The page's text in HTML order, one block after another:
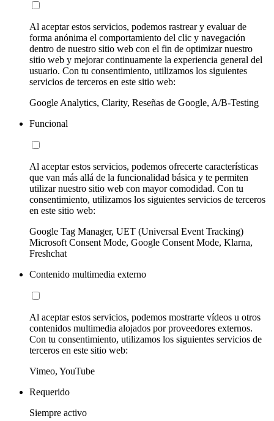
Al aceptar estos servicios, podemos rastrear y evaluar de
forma anónima el comportamiento del clic y navegación
dentro de nuestro sitio web con el fin de optimizar nuestro
sitio web y mejorar continuamente la experiencia general del
usuario. Con tu consentimiento, utilizamos los siguientes
servicios de terceros en este sitio web:
Google Analytics, Clarity, Reseñas de Google, A/B-Testing
Funcional
Al aceptar estos servicios, podemos ofrecerte características
que van más allá de la funcionalidad básica y te permiten
utilizar nuestro sitio web con mayor comodidad. Con tu
consentimiento, utilizamos los siguientes servicios de terceros
en este sitio web:
Google Tag Manager, UET (Universal Event Tracking)
Microsoft Consent Mode, Google Consent Mode, Klarna,
Freshchat
Contenido multimedia externo
Al aceptar estos servicios, podemos mostrarte vídeos u otros
contenidos multimedia alojados por proveedores externos.
Con tu consentimiento, utilizamos los siguientes servicios de
terceros en este sitio web:
Vimeo, YouTube
Requerido
Siempre activo